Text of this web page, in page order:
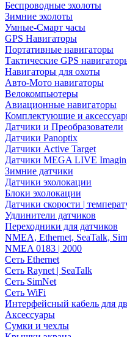
Беспроводные эхолоты
Зимние эхолоты
Умные-Смарт часы
GPS Навигаторы
Портативные навигаторы
Тактические GPS
Навигаторы для охоты
Авто-Мото навигаторы
Велокомпьютеры
Авиационные навигаторы
Комплектующие и
Датчики и Преобразователи
Датчики Panoptix
Датчики Active Target
Датчики MEGA LIVE
Зимние датчики
Датчики эхолокации
Блоки эхолокации
Датчики скорости |
Удлинители датчиков
Переходники для датчиков
NMEA, Ethernet, SeaTalk,
NMEA 0183 | 2000
Сеть Ethernet
Сеть Raynet | SeaTalk
Сеть SimNet
Сеть WiFi
Интерфейсный кабель для
Аксессуары
Сумки и чехлы